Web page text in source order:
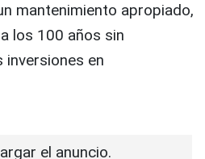
mantenimiento apropiado,
los 100 años sin
inversiones en
el anuncio.